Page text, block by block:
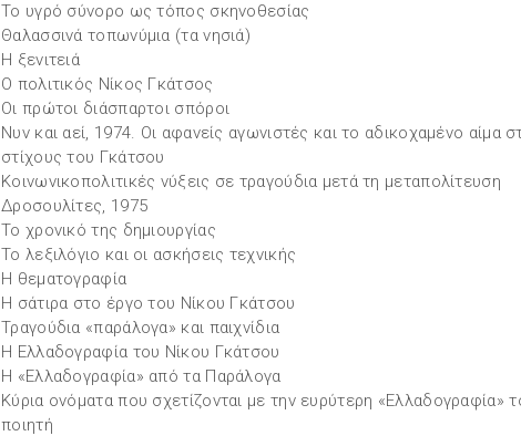
Το υγρό σύνορο ως τόπος σκηνοθεσίας
Θαλασσινά τοπωνύμια (τα νησιά)
Η ξενιτειά
Ο πολιτικός Νίκος Γκάτσος
Οι πρώτοι διάσπαρτοι σπόροι
Νυν και αεί, 1974. Οι αφανείς αγωνιστές και το αδικοχαμένο αίμα
στίχους του Γκάτσου
Κοινωνικοπολιτικές νύξεις σε τραγούδια μετά τη μεταπολίτευση
Δροσουλίτες, 1975
Το χρονικό της δημιουργίας
Το λεξιλόγιο και οι ασκήσεις τεχνικής
Η θεματογραφία
Η σάτιρα στο έργο του Νίκου Γκάτσου
Τραγούδια «παράλογα» και παιχνίδια
Η Ελλαδογραφία του Νίκου Γκάτσου
Η «Ελλαδογραφία» από τα Παράλογα
Κύρια ονόματα που σχετίζονται με την ευρύτερη «Ελλαδογραφία»
ποιητή